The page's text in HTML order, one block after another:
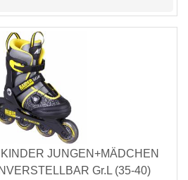
JUNGEN+MÄDCHEN
Gr.L (35-40)